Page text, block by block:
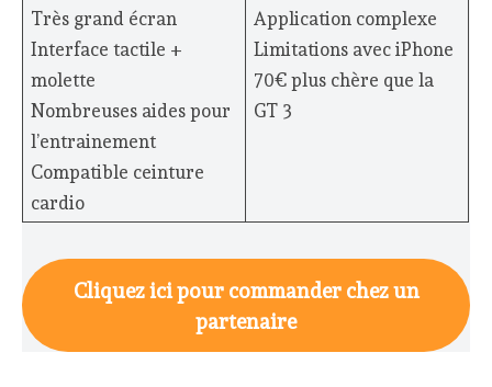
Très grand écran
Interface tactile +
molette
Nombreuses aides pour
l’entrainement
Compatible ceinture
cardio
Application complexe
Limitations avec iPhone
70€ plus chère que la
GT 3
Cliquez ici pour commander chez un
partenaire